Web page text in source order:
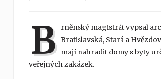
B
rněnský magistrát vypsal
Bratislavská, Stará a
mají nahradit domy s byty
veřejných zakázek.